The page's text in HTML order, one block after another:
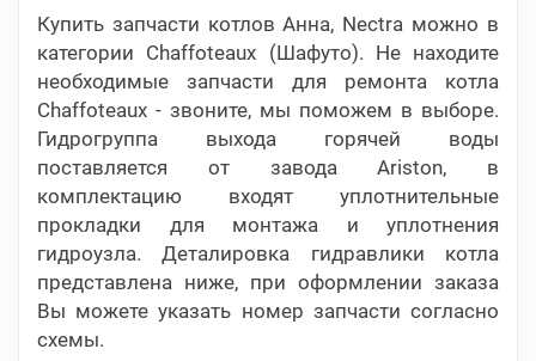
Купить запчасти котлов Анна, Nectra можно в
категории Chaffoteaux (Шафуто). Не находите
необходимые запчасти для ремонта котла
Chaffoteaux - звоните, мы поможем в выборе.
Гидрогруппа выхода горячей воды
поставляется от завода Ariston, в
комплектацию входят уплотнительные
прокладки для монтажа и уплотнения
гидроузла. Деталировка гидравлики котла
представлена ниже, при оформлении заказа
Вы можете указать номер запчасти согласно
схемы.